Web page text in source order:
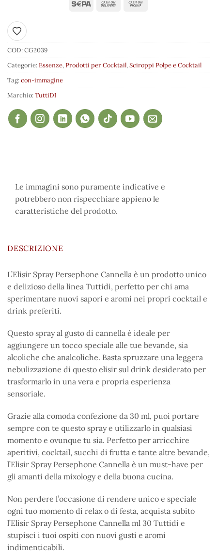
Aggiungi ai preferiti
COD:CG2039
Categorie:Essenze,Prodotti per Cocktail,Sciroppi Polpe e Cocktail
Tag:con-immagine
Marchio:TuttiDI
Le immagini sono puramente indicative e
potrebbero non rispecchiare appieno le
caratteristiche del prodotto.
DESCRIZIONE
L’Elisir Spray Persephone Cannella è un prodotto unico
e delizioso della linea Tuttidi, perfetto per chi ama
sperimentare nuovi sapori e aromi nei propri cocktail e
drink preferiti.
Questo spray al gusto di cannella è ideale per
aggiungere un tocco speciale alle tue bevande, sia
alcoliche che analcoliche. Basta spruzzare una leggera
nebulizzazione di questo elisir sul drink desiderato per
trasformarlo in una vera e propria esperienza
sensoriale.
Grazie alla comoda confezione da 30 ml, puoi portare
sempre con te questo spray e utilizzarlo in qualsiasi
momento e ovunque tu sia. Perfetto per arricchire
aperitivi, cocktail, succhi di frutta e tante altre bevande,
l’Elisir Spray Persephone Cannella è un must-have per
gli amanti della mixology e della buona cucina.
Non perdere l’occasione di rendere unico e speciale
ogni tuo momento di relax o di festa, acquista subito
l’Elisir Spray Persephone Cannella ml 30 Tuttidi e
stupisci i tuoi ospiti con nuovi gusti e aromi
indimenticabili.